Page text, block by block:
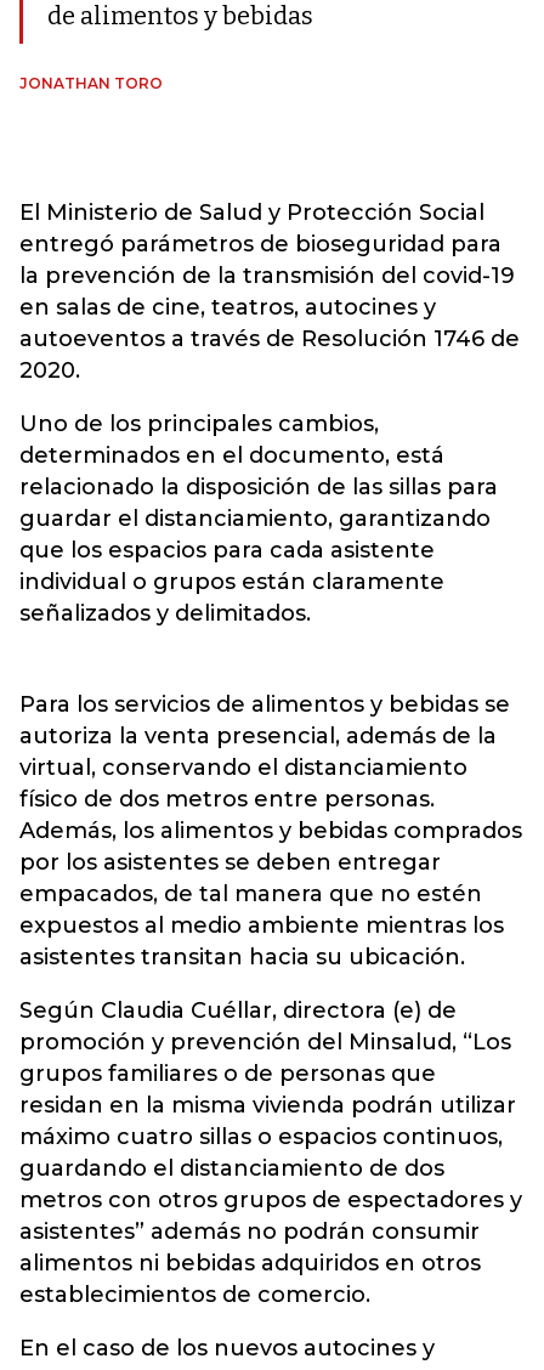
de alimentos y bebidas
JONATHAN TORO
El Ministerio de Salud y Protección Social
entregó parámetros de bioseguridad para
la prevención de la transmisión del covid-19
en salas de cine, teatros, autocines y
autoeventos a través de Resolución 1746 de
2020.
Uno de los principales cambios,
determinados en el documento, está
relacionado la disposición de las sillas para
guardar el distanciamiento, garantizando
que los espacios para cada asistente
individual o grupos están claramente
señalizados y delimitados.
Para los servicios de alimentos y bebidas se
autoriza la venta presencial, además de la
virtual, conservando el distanciamiento
físico de dos metros entre personas.
Además, los alimentos y bebidas comprados
por los asistentes se deben entregar
empacados, de tal manera que no estén
expuestos al medio ambiente mientras los
asistentes transitan hacia su ubicación.
Según Claudia Cuéllar, directora (e) de
promoción y prevención del Minsalud, “Los
grupos familiares o de personas que
residan en la misma vivienda podrán utilizar
máximo cuatro sillas o espacios continuos,
guardando el distanciamiento de dos
metros con otros grupos de espectadores y
asistentes” además no podrán consumir
alimentos ni bebidas adquiridos en otros
establecimientos de comercio.
En el caso de los nuevos autocines y